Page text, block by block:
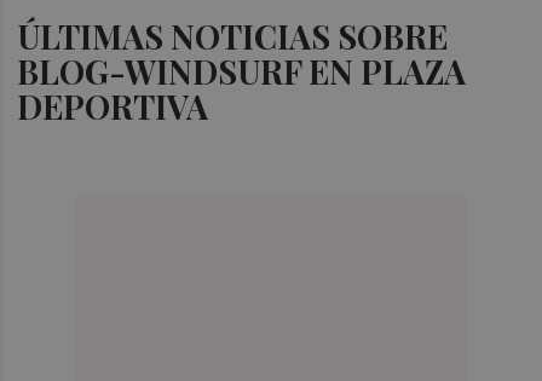
ÚLTIMAS NOTICIAS SOBRE
BLOG-WINDSURF EN PLAZA
DEPORTIVA